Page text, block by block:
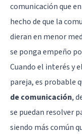
comunicación que
hecho de que la
dieran en menor
se ponga empeño
Cuando el interés y
pareja, es probable
de comunicación,
se puedan resolver
siendo más común